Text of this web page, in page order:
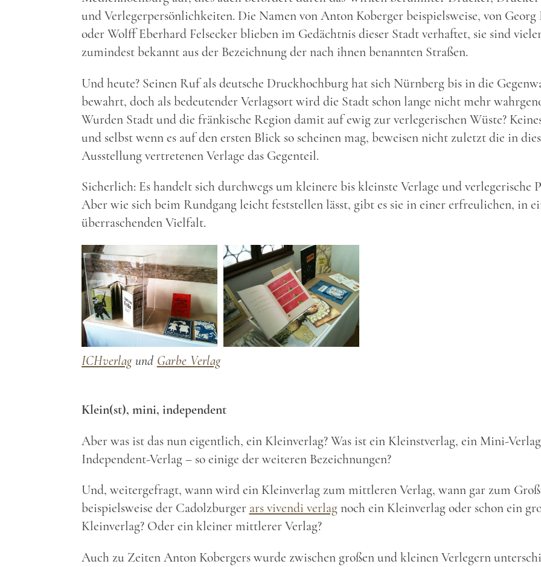
und Verlegerpersönlichkeiten. Die Namen von Anton Koberger beispielsweise, von Georg
oder Wolff Eberhard Felsecker blieben im Gedächtnis dieser Stadt verhaftet, sie sind
zumindest bekannt aus der Bezeichnung der nach ihnen benannten Straßen.
Und heute? Seinen Ruf als deutsche Druckhochburg hat sich Nürnberg bis in die
bewahrt, doch als bedeutender Verlagsort wird die Stadt schon lange nicht mehr
Wurden Stadt und die fränkische Region damit auf ewig zur verlegerischen Wüste?
und selbst wenn es auf den ersten Blick so scheinen mag, beweisen nicht zuletzt die in
Ausstellung vertretenen Verlage das Gegenteil.
Sicherlich: Es handelt sich durchwegs um kleinere bis kleinste Verlage und verlegerische
Aber wie sich beim Rundgang leicht feststellen lässt, gibt es sie in einer erfreulichen, in
überraschenden Vielfalt.
ICHverlagund Garbe Verlag
Klein(st), mini, independent
Aber was ist das nun eigentlich, ein Kleinverlag? Was ist ein Kleinstverlag, ein Mini-
Independent-Verlag – so einige der weiteren Bezeichnungen?
Und, weitergefragt, wann wird ein Kleinverlag zum mittleren Verlag, wann gar zum
beispielsweise der Cadolzburger ars vivendi verlagnoch ein Kleinverlag oder schon ein
Kleinverlag? Oder ein kleiner mittlerer Verlag?
Auch zu Zeiten Anton Kobergers wurde zwischen großen und kleinen Verlegern